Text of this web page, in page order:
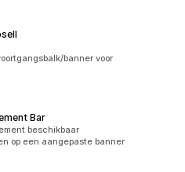
banner voor
Bar
beschikbaar
op een aangepaste banner